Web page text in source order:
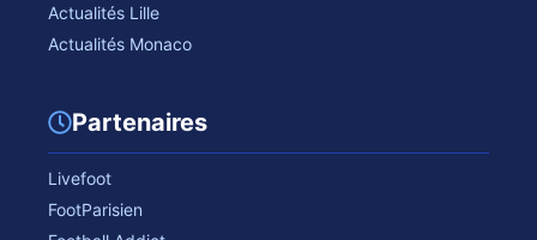
Actualités Lille
Actualités Monaco
Partenaires
Livefoot
FootParisien